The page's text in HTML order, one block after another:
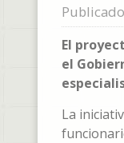
El
el
La